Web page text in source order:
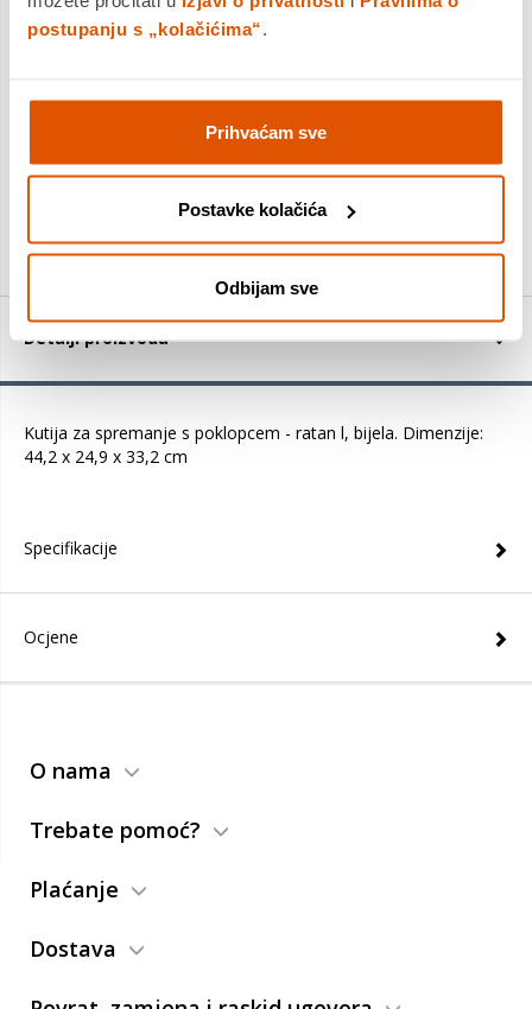
postupanju s „kolačićima“
Prihvaćam sve
Postavke kolačića
Odbijam sve
KUPITE ODMAH
Usporedite proizvod
Detalji proizvoda
Kutija za spremanje s poklopcem - ratan l, bijela. Dimenzije:
44,2 x 24,9 x 33,2 cm
Specifikacije
Ocjene
O nama
Trebate pomoć?
Plaćanje
Dostava